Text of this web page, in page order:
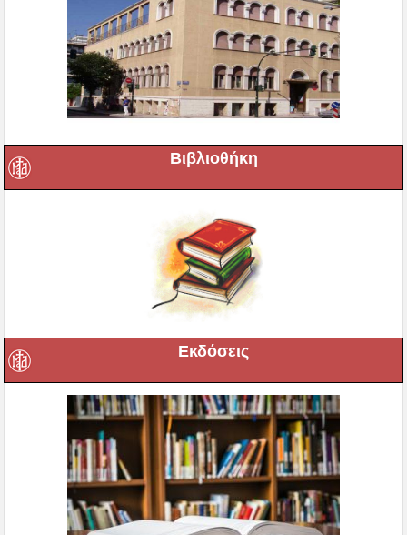
Βιβλιοθήκη
Εκδόσεις